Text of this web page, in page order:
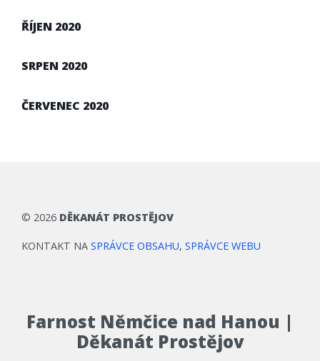
ŘÍJEN 2020
SRPEN 2020
ČERVENEC 2020
Farnost Němčice nad Hanou |
Děkanát Prostějov
© 2026 DĚKANÁT PROSTĚJOV
KONTAKT NA SPRÁVCE OBSAHU, SPRÁVCE WEBU